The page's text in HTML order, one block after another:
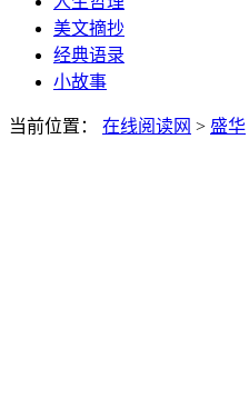
美文摘抄
经典语录
小故事
当前位置： 在线阅读网 > 盛华